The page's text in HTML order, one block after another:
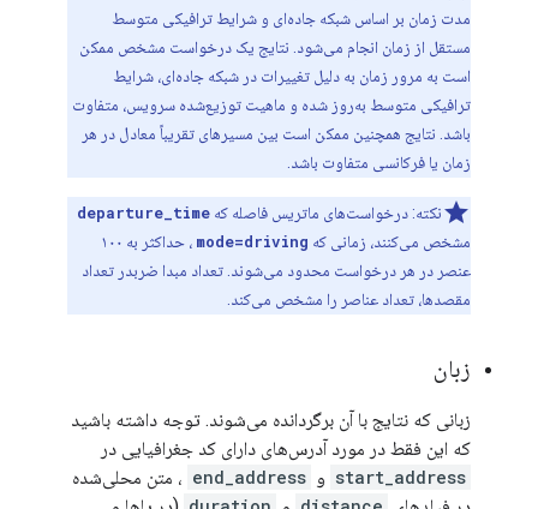
مدت زمان بر اساس شبکه جاده‌ای و شرایط ترافیکی متوسط ​​
مستقل از زمان انجام می‌شود. نتایج یک درخواست مشخص ممکن
است به مرور زمان به دلیل تغییرات در شبکه جاده‌ای، شرایط
ترافیکی متوسط ​​به‌روز شده و ماهیت توزیع‌شده سرویس، متفاوت
باشد. نتایج همچنین ممکن است بین مسیرهای تقریباً معادل در هر
زمان یا فرکانسی متفاوت باشد.
نکته: درخواست‌های ماتریس فاصله که departure_time
مشخص می‌کنند، زمانی که mode=driving
، حداکثر به ۱۰۰
عنصر در هر درخواست محدود می‌شوند. تعداد مبدا ضربدر تعداد
مقصدها، تعداد عناصر را مشخص می‌کند.
زبان
زبانی که نتایج با آن برگردانده می‌شوند. توجه داشته باشید
که این فقط در مورد آدرس‌های دارای کد جغرافیایی در
start_address و end_address ، متن محلی‌شده